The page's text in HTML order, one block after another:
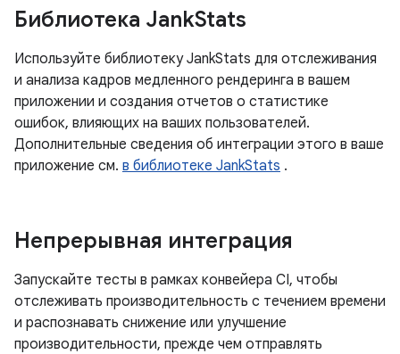
Библиотека JankStats
Используйте библиотеку JankStats для отслеживания
и анализа кадров медленного рендеринга в вашем
приложении и создания отчетов о статистике
ошибок, влияющих на ваших пользователей.
Дополнительные сведения об интеграции этого в ваше
приложение см. в библиотеке JankStats .
Непрерывная интеграция
Запускайте тесты в рамках конвейера CI, чтобы
отслеживать производительность с течением времени
и распознавать снижение или улучшение
производительности, прежде чем отправлять